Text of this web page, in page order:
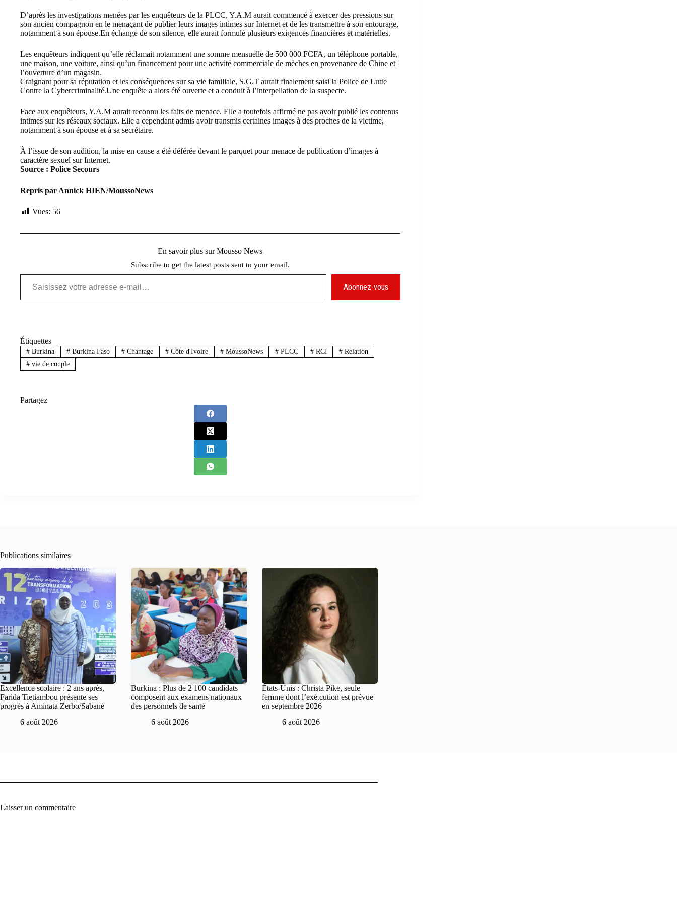
D’après les investigations menées par les enquêteurs de la PLCC, Y.A.M aurait commencé à exercer des pressions sur
son ancien compagnon en le menaçant de publier leurs images intimes sur Internet et de les transmettre à son entourage,
notamment à son épouse.En échange de son silence, elle aurait formulé plusieurs exigences financières et matérielles.
Les enquêteurs indiquent qu’elle réclamait notamment une somme mensuelle de 500 000 FCFA, un téléphone portable,
une maison, une voiture, ainsi qu’un financement pour une activité commerciale de mèches en provenance de Chine et
l’ouverture d’un magasin.
Craignant pour sa réputation et les conséquences sur sa vie familiale, S.G.T aurait finalement saisi la Police de Lutte
Contre la Cybercriminalité.Une enquête a alors été ouverte et a conduit à l’interpellation de la suspecte.
Face aux enquêteurs, Y.A.M aurait reconnu les faits de menace. Elle a toutefois affirmé ne pas avoir publié les contenus
intimes sur les réseaux sociaux. Elle a cependant admis avoir transmis certaines images à des proches de la victime,
notamment à son épouse et à sa secrétaire.
À l’issue de son audition, la mise en cause a été déférée devant le parquet pour menace de publication d’images à
caractère sexuel sur Internet.
Source : Police Secours
Repris par Annick HIEN/MoussoNews
Vues: 56
En savoir plus sur Mousso News
Subscribe to get the latest posts sent to your email.
Saisissez votre adresse e-mail…
Abonnez-vous
Étiquettes
#Burkina #Burkina Faso # Chantage # Côte d'Ivoire # MoussoNews #PLCC #RCI # Relation
#vie de couple
Partagez
Publications similaires
Excellence scolaire : 2 ans après,
Farida Tietiambou présente ses
progrès à Aminata Zerbo/Sabané
6 août 2026
Burkina : Plus de 2 100 candidats
composent aux examens nationaux
des personnels de santé
6 août 2026
États-Unis : Christa Pike, seule
femme dont l’exé.cution est prévue
en septembre 2026
6 août 2026
Laisser un commentaire